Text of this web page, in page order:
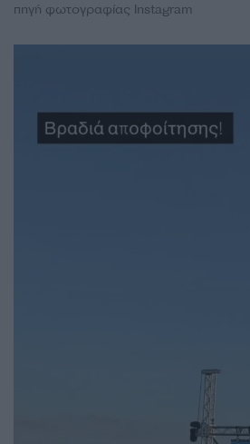
πηγή φωτογραφίας Instagram